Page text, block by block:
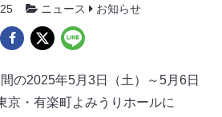
ニュース お知らせ
の2025年5月3日（土）～5月6日
京・有楽町よみうりホールに